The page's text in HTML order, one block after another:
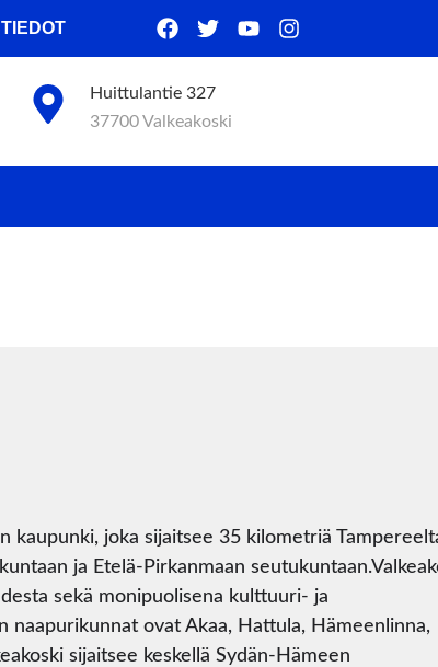
Huittulantie 327
37700 Valkeakoski
kaupunki, joka sijaitsee 35 kilometriä
ja Etelä-Pirkanmaan
sekä monipuolisena kulttuuri- ja
naapurikunnat ovat Akaa, Hattula, Hämeenlinna,
sijaitsee keskellä Sydän-Hämeen